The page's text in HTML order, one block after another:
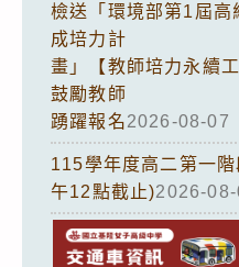
檢送「環境部第1屆高
成培力計
畫」【教師培力永續
鼓勵教師
踴躍報名2026-08-07
115學年度高二第一
午12點截止)2026-08-